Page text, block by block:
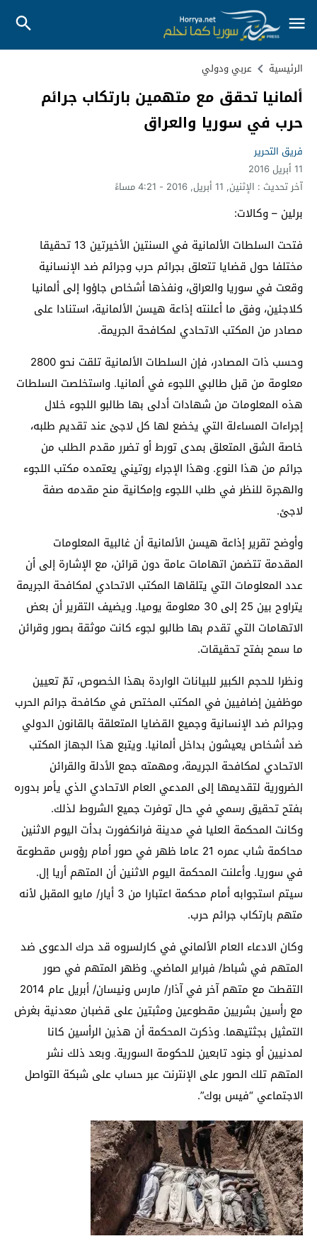
الرئيسية عربي ودولي
ألمانيا تحقق مع متهمين بارتكاب جرائم
حرب في سوريا والعراق
فريق التحرير
11 أبريل 2016
آخر تحديث : الإثنين, 11 أبريل, 2016 - 4:21 مساءً
برلين – وكالات:
فتحت السلطات الألمانية في السنتين الأخيرتين 13 تحقيقا
مختلفا حول قضايا تتعلق بجرائم حرب وجرائم ضد الإنسانية
وقعت في سوريا والعراق، ونفذها أشخاص جاؤوا إلى ألمانيا
كلاجئين، وفق ما أعلنته إذاعة هيسن الألمانية، استنادا على
مصادر من المكتب الاتحادي لمكافحة الجريمة.
وحسب ذات المصادر، فإن السلطات الألمانية تلقت نحو 2800
معلومة من قبل طالبي اللجوء في ألمانيا. واستخلصت السلطات
هذه المعلومات من شهادات أدلى بها طالبو اللجوء خلال
إجراءات المساءلة التي يخضع لها كل لاجئ عند تقديم طلبه،
خاصة الشق المتعلق بمدى تورط أو تضرر مقدم الطلب من
جرائم من هذا النوع. وهذا الإجراء روتيني يعتمده مكتب اللجوء
والهجرة للنظر في طلب اللجوء وإمكانية منح مقدمه صفة
لاجئ.
وأوضح تقرير إذاعة هيسن الألمانية أن غالبية المعلومات
المقدمة تتضمن اتهامات عامة دون قرائن، مع الإشارة إلى أن
عدد المعلومات التي يتلقاها المكتب الاتحادي لمكافحة الجريمة
يتراوح بين 25 إلى 30 معلومة يوميا. ويضيف التقرير أن بعض
الاتهامات التي تقدم بها طالبو لجوء كانت موثقة بصور وقرائن
ما سمح بفتح تحقيقات.
ونظرا للحجم الكبير للبيانات الواردة بهذا الخصوص، تمّ تعيين
موظفين إضافيين في المكتب المختص في مكافحة جرائم الحرب
وجرائم ضد الإنسانية وجميع القضايا المتعلقة بالقانون الدولي
ضد أشخاص يعيشون بداخل ألمانيا. ويتبع هذا الجهاز المكتب
الاتحادي لمكافحة الجريمة، ومهمته جمع الأدلة والقرائن
الضرورية لتقديمها إلى المدعي العام الاتحادي الذي يأمر بدوره
بفتح تحقيق رسمي في حال توفرت جميع الشروط لذلك.
وكانت المحكمة العليا في مدينة فرانكفورت بدأت اليوم الاثنين
محاكمة شاب عمره 21 عاما ظهر في صور أمام رؤوس مقطوعة
في سوريا. وأعلنت المحكمة اليوم الاثنين أن المتهم أريا إل.
سيتم استجوابه أمام محكمة اعتبارا من 3 أيار/ مايو المقبل لأنه
متهم بارتكاب جرائم حرب.
وكان الادعاء العام الألماني في كارلسروه قد حرك الدعوى ضد
المتهم في شباط/ فبراير الماضي. وظهر المتهم في صور
التقطت مع متهم آخر في آذار/ مارس ونيسان/ أبريل عام 2014
مع رأسين بشريين مقطوعين ومثبتين على قضبان معدنية بغرض
التمثيل بجثتيهما. وذكرت المحكمة أن هذين الرأسين كانا
لمدنيين أو جنود تابعين للحكومة السورية. وبعد ذلك نشر
المتهم تلك الصور على الإنترنت عبر حساب على شبكة التواصل
الاجتماعي “فيس بوك”.